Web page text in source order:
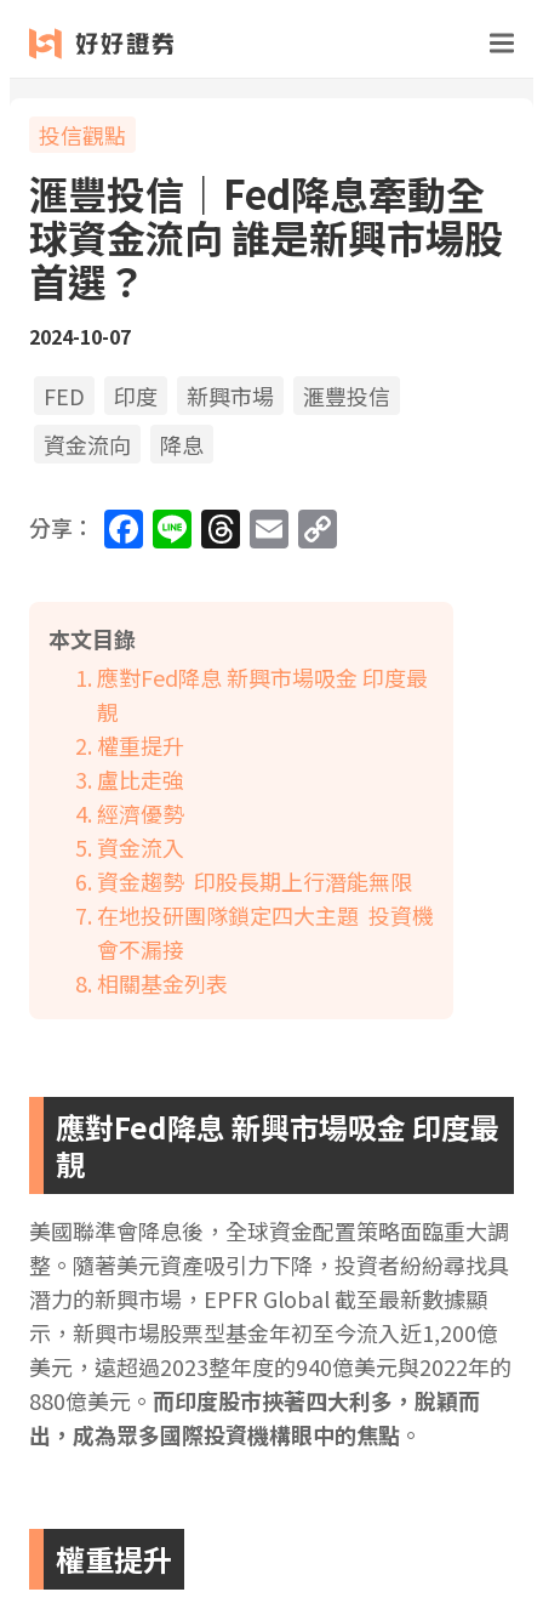
投信觀點
滙豐投信｜Fed降息牽動全
球資金流向 誰是新興市場股
首選？
2024-10-07
FED 印度 新興市場
滙豐投信
資金流向
降息
分享： Facebook
LineThreads
Email
本文目錄
應對Fed降息 新興市場吸金 印度最
靚
權重提升
盧比走強
經濟優勢
資金流入
資金趨勢 印股長期上行潛能無限
在地投研團隊鎖定四大主題 投資機
會不漏接
相關基金列表
應對Fed降息 新興市場吸金 印度最
靚
美國聯準會降息後，全球資金配置策略面臨重大調
整。隨著美元資產吸引力下降，投資者紛紛尋找具
潛力的新興市場，EPFR Global 截至最新數據顯
示，新興市場股票型基金年初至今流入近1,200億
美元，遠超過2023整年度的940億美元與2022年的
880億美元。 而印度股市挾著四大利多，脫穎而
出，成為眾多國際投資機構眼中的焦點 。
權重提升